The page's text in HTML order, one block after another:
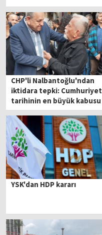
CHP'li Nalbantoğlu'ndan
iktidara tepki: Cumhuriyet
tarihinin en büyük kabusu
yaşanıyor
YSK'dan HDP kararı